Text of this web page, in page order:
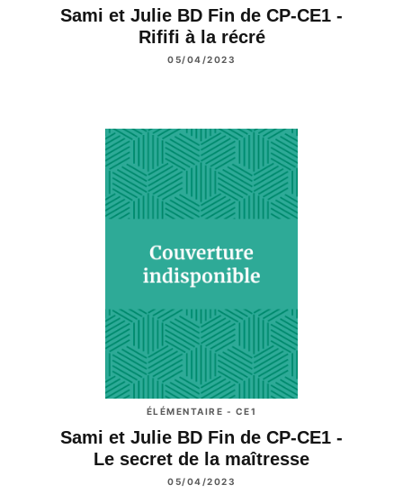
Sami et Julie BD Fin de CP-CE1 -
Rififi à la récré
05/04/2023
ÉLÉMENTAIRE - CE1
Sami et Julie BD Fin de CP-CE1 -
Le secret de la maîtresse
05/04/2023